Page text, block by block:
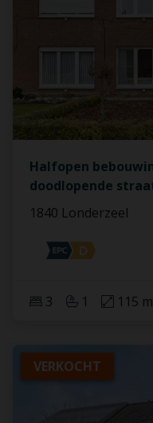
Halfopen
doodlopende
1840 Londerzeel
3 1 115
VERKOCHT